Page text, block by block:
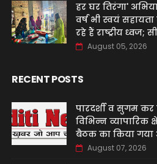
हर घर तिरंगा'
वर्ष भी स्वयं सहायता
रहे हैं राष्ट्रीय ध्वज;
August 05, 2026
RECENT POSTS
पारदर्शी व सुगम
विभिन्न व्यापारिक
बैठक का किया
August 07, 2026